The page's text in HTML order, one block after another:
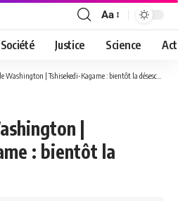
Aa
Société Justice Science
Washington | Tshisekedi-Kagame : bientôt la désescalade ?
|
: bientôt la